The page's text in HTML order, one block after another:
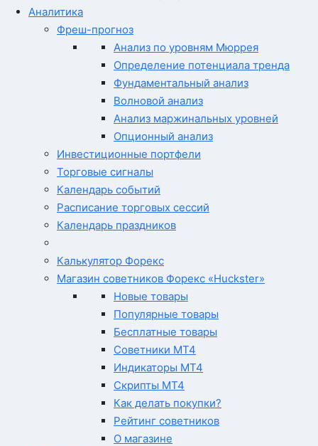
Аналитика
Фреш-прогноз
Анализ по уровням Мюррея
Определение потенциала тренда
Фундаментальный анализ
Волновой анализ
Анализ маржинальных уровней
Опционный анализ
Инвестиционные портфели
Торговые сигналы
Календарь событий
Расписание торговых сессий
Календарь праздников
Калькулятор Форекс
Магазин советников Форекс «Huckster»
Новые товары
Популярные товары
Бесплатные товары
Советники MT4
Индикаторы MT4
Скрипты MT4
Как делать покупки?
Рейтинг советников
О магазине